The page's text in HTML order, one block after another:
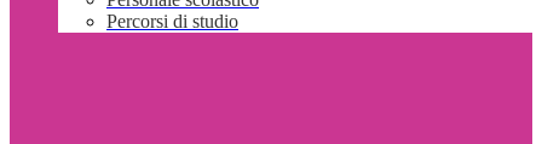
Percorsi di studio